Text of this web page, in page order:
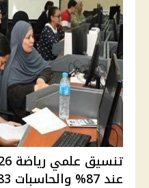
عند 87% والحاسبات 83% وأماكن بال...